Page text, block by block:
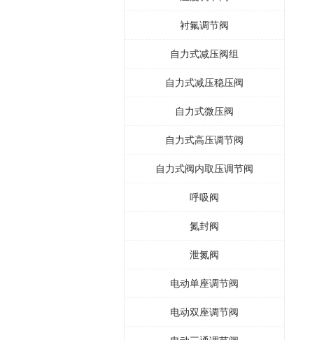
衬氟调节阀
自力式减压阀组
自力式减压稳压阀
自力式微压阀
自力式高压调节阀
自力式阀内取压调节阀
呼吸阀
氮封阀
泄氮阀
电动单座调节阀
电动双座调节阀